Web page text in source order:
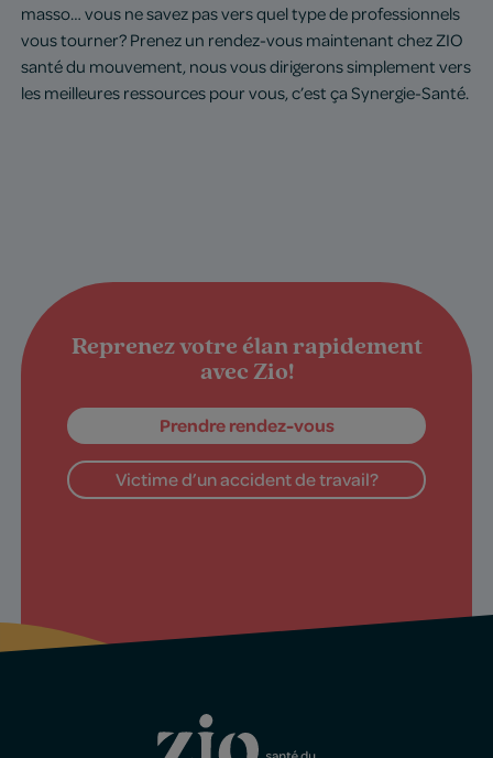
masso… vous ne savez pas vers quel type de professionnels
vous tourner? Prenez un rendez-vous maintenant chez ZIO
santé du mouvement, nous vous dirigerons simplement vers
les meilleures ressources pour vous, c’est ça Synergie-Santé.
Reprenez votre élan rapidement
avec Zio!
Prendre rendez-vous
Victime d’un accident de travail?